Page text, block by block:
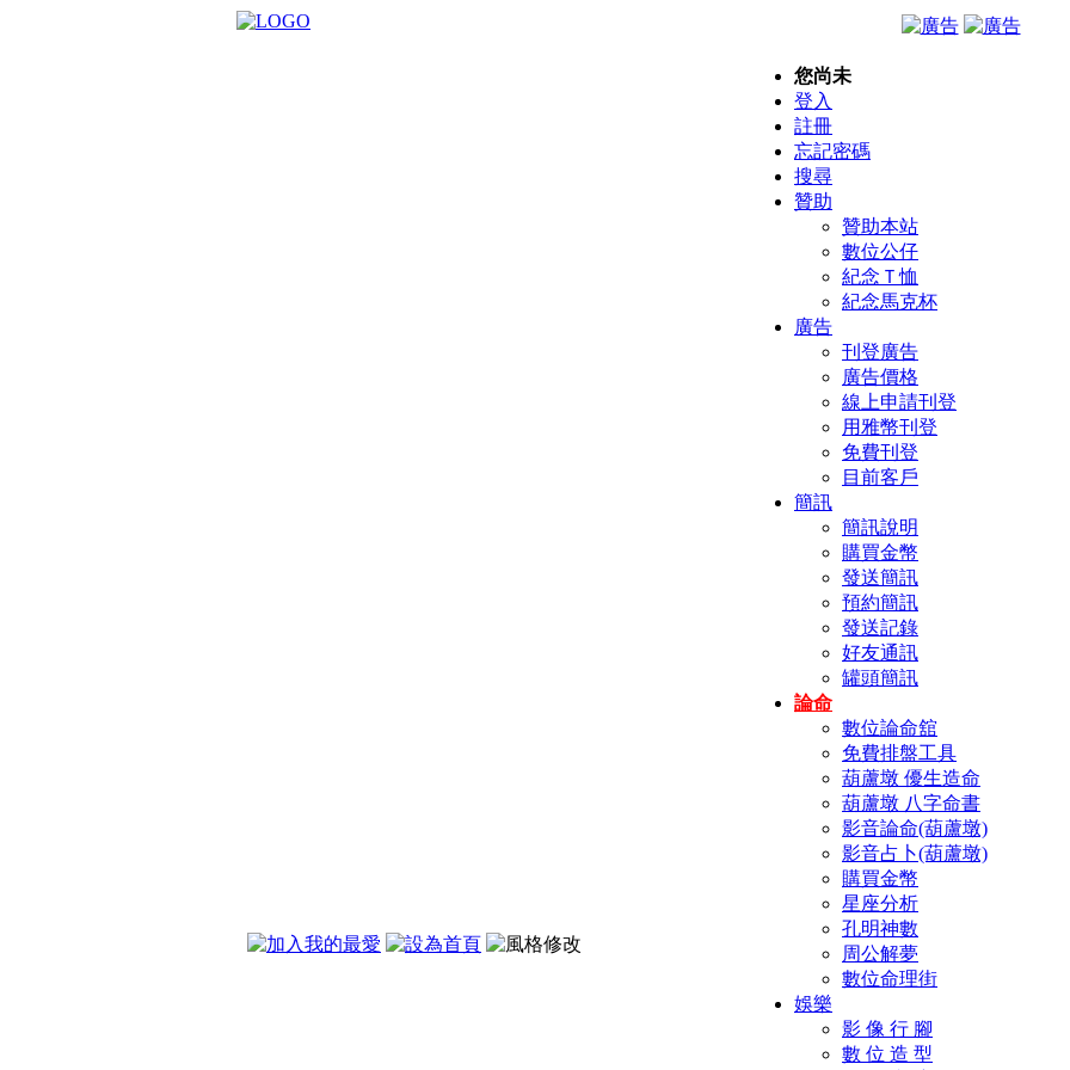
您尚未
登入
註冊
忘記密碼
搜尋
贊助
贊助本站
數位公仔
紀念Ｔ恤
紀念馬克杯
廣告
刊登廣告
廣告價格
線上申請刊登
用雅幣刊登
免費刊登
目前客戶
簡訊
簡訊說明
購買金幣
發送簡訊
預約簡訊
發送記錄
好友通訊
罐頭簡訊
論命
數位論命舘
免費排盤工具
葫蘆墩 優生造命
葫蘆墩 八字命書
影音論命(葫蘆墩)
影音占卜(葫蘆墩)
購買金幣
星座分析
孔明神數
周公解夢
數位命理街
娛樂
影 像 行 腳
數 位 造 型